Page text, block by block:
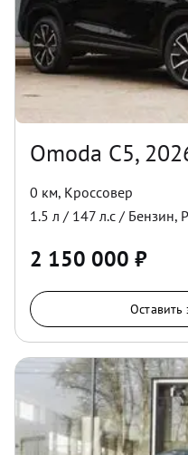
Omoda C5,
0 км, Кроссовер
1.5 л / 147 л.с / Бензин,
2 150 000 ₽
Оставить